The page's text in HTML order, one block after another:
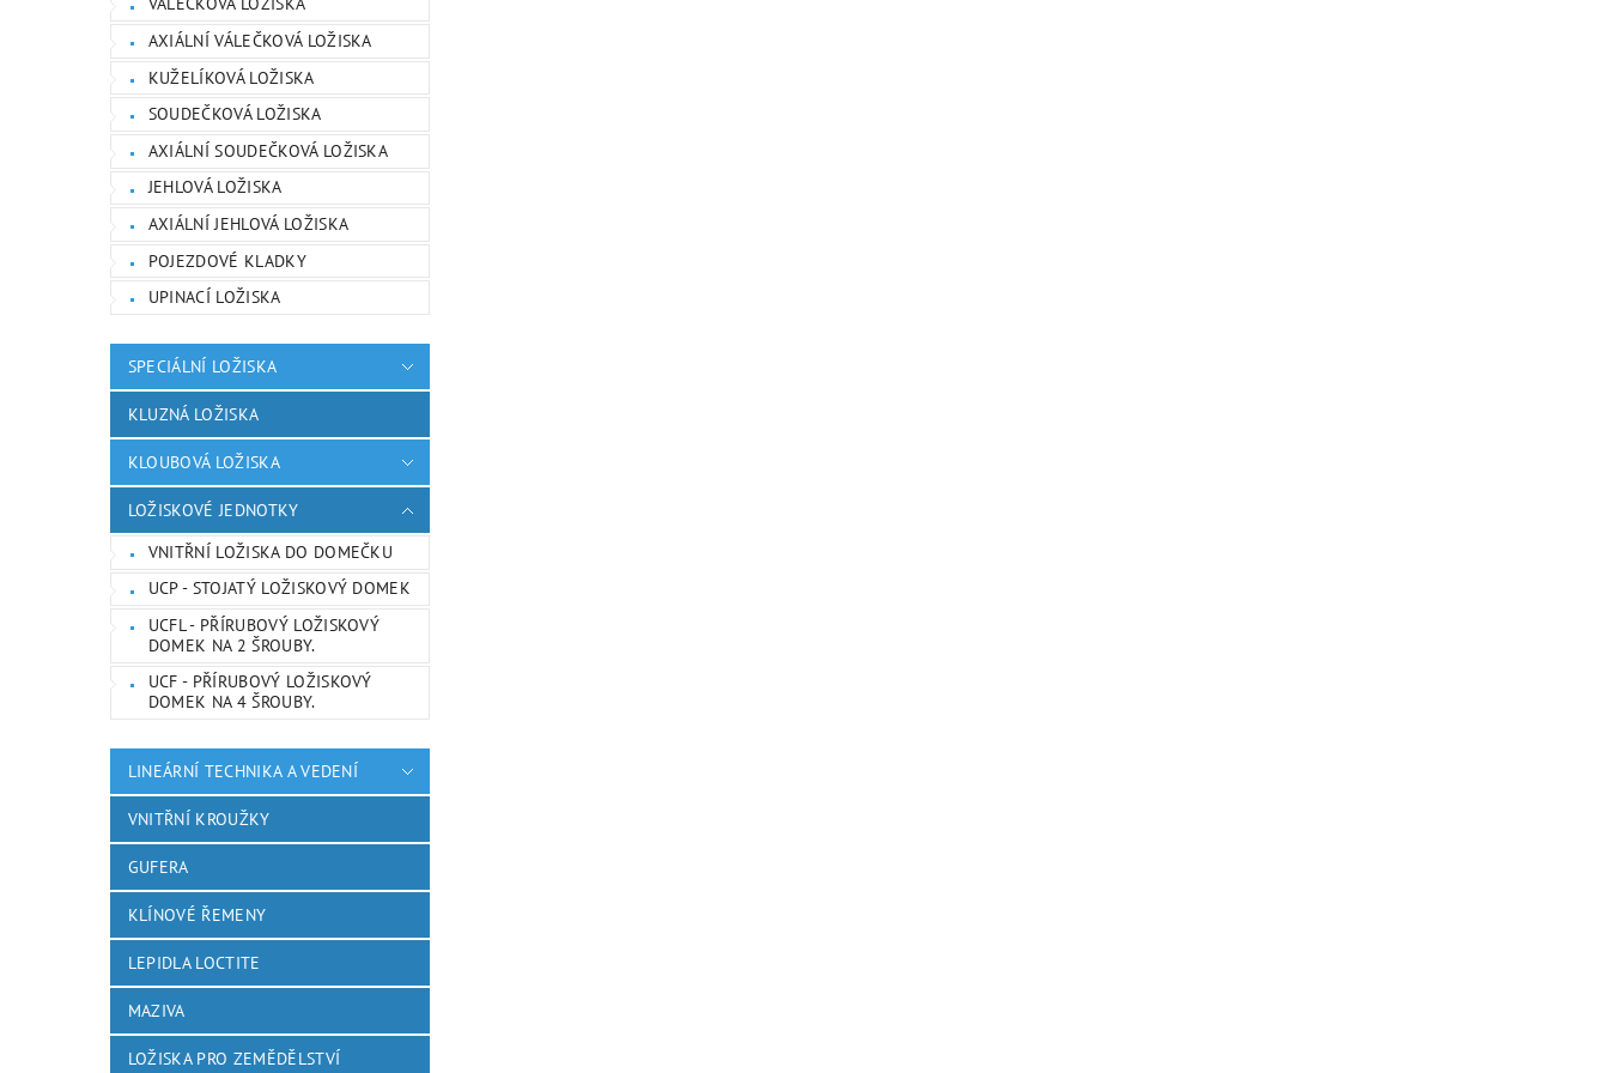
AXIÁLNÍ VÁLEČKOVÁ LOŽISKA
KUŽELÍKOVÁ LOŽISKA
SOUDEČKOVÁ LOŽISKA
AXIÁLNÍ SOUDEČKOVÁ LOŽISKA
JEHLOVÁ LOŽISKA
AXIÁLNÍ JEHLOVÁ LOŽISKA
POJEZDOVÉ KLADKY
UPINACÍ LOŽISKA
SPECIÁLNÍ LOŽISKA
KLUZNÁ LOŽISKA
KLOUBOVÁ LOŽISKA
LOŽISKOVÉ JEDNOTKY
VNITŘNÍ LOŽISKA DO DOMEČKU
UCP - STOJATÝ LOŽISKOVÝ DOMEK
UCFL - PŘÍRUBOVÝ LOŽISKOVÝ
DOMEK NA 2 ŠROUBY.
UCF - PŘÍRUBOVÝ LOŽISKOVÝ
DOMEK NA 4 ŠROUBY.
LINEÁRNÍ TECHNIKA A VEDENÍ
VNITŘNÍ KROUŽKY
GUFERA
KLÍNOVÉ ŘEMENY
LEPIDLA LOCTITE
MAZIVA
LOŽISKA PRO ZEMĚDĚLSTVÍ